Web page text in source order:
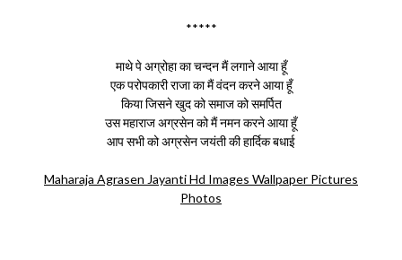
*****
माथे पे अग्रोहा का चन्दन मैं लगाने आया हूँ
एक परोपकारी राजा का मैं वंदन करने आया हूँ
किया जिसने खुद को समाज को समर्पित
उस महाराज अग्रसेन को मैं नमन करने आया हूँ
आप सभी को अग्रसेन जयंती की हार्दिक बधाई
Maharaja Agrasen Jayanti Hd Images Wallpaper Pictures
Photos